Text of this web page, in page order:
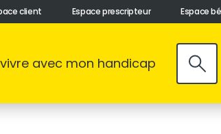
client Espace prescripteur Espace
avec mon handicap